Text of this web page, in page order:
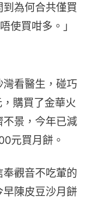
為何合共僅買
使買咁多。」
灣看醫生，碰巧
購買了金華火
景，今年已減
元買月餅。
觀音不吃葷的
陳皮豆沙月餅